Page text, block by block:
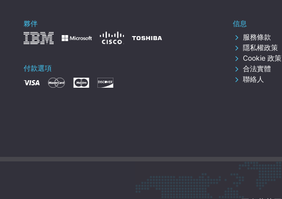
信息
服務條款
隱私權政策
Cookie 政策
合法實體
聯絡人
夥伴
付款選項